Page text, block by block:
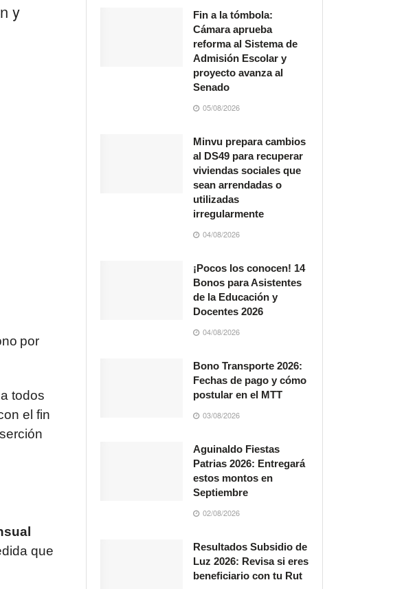
y
por
todos
el fin
que
Fin a la tómbola:
Cámara aprueba
reforma al Sistema de
Admisión Escolar y
proyecto avanza al
Senado
05/08/2026
Minvu prepara cambios
al DS49 para recuperar
viviendas sociales que
sean arrendadas o
utilizadas
irregularmente
04/08/2026
¡Pocos los conocen! 14
Bonos para Asistentes
de la Educación y
Docentes 2026
04/08/2026
Bono Transporte 2026:
Fechas de pago y cómo
postular en el MTT
03/08/2026
Aguinaldo Fiestas
Patrias 2026: Entregará
estos montos en
Septiembre
02/08/2026
Resultados Subsidio de
Luz 2026: Revisa si eres
beneficiario con tu Rut